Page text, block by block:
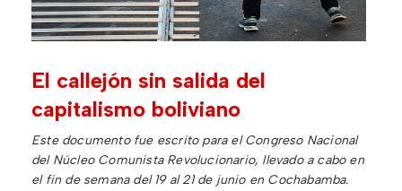
El callejón sin salida del
capitalismo boliviano
Este documento fue escrito para el Congreso Nacional
del Núcleo Comunista Revolucionario, llevado a cabo en
el fin de semana del 19 al 21 de junio en Cochabamba.